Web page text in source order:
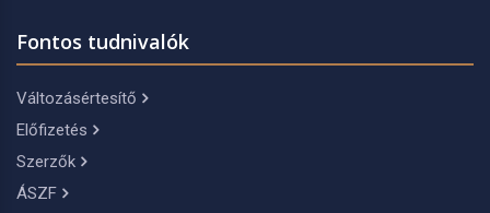
Fontos tudnivalók
Változásértesítő
Előfizetés
Szerzők
ÁSZF